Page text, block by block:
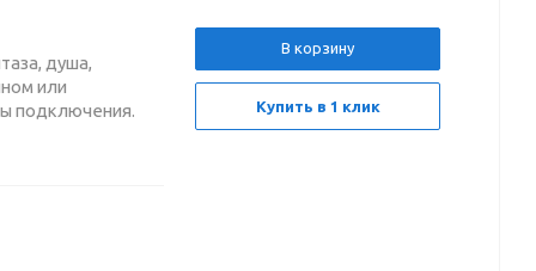
душа,
или
подключения.
В корзину
Купить в 1 клик